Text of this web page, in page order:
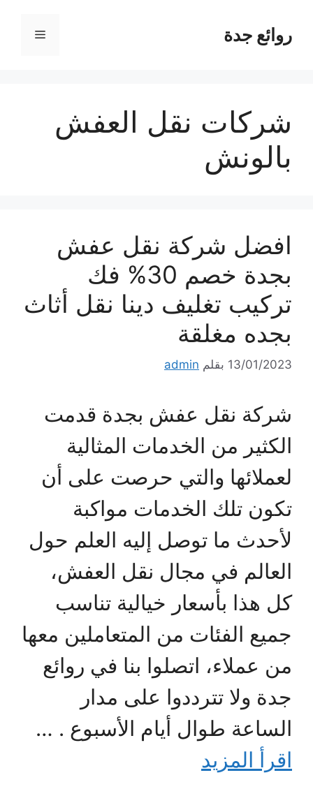
المحتوىروائع جدة القائمة
شركات نقل العفش
بالونش
افضل شركة نقل عفش
بجدة خصم 30% فك
تركيب تغليف دينا نقل أثاث
بجده مغلقة
13/01/2023 بقلم admin
شركة نقل عفش بجدة قدمت
الكثير من الخدمات المثالية
لعملائها والتي حرصت على أن
تكون تلك الخدمات مواكبة
لأحدث ما توصل إليه العلم حول
العالم في مجال نقل العفش،
كل هذا بأسعار خيالية تناسب
جميع الفئات من المتعاملين معها
من عملاء، اتصلوا بنا في روائع
جدة ولا تترددوا على مدار
الساعة طوال أيام الأسبوع . …
اقرأ المزيد